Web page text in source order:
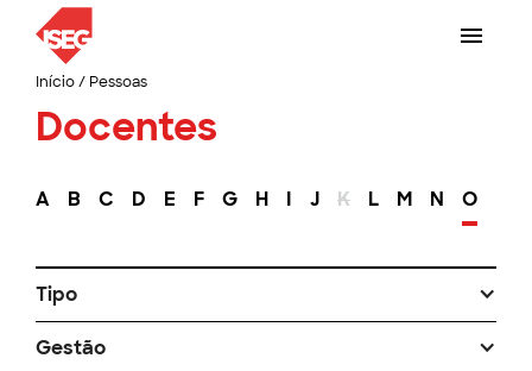
Início/ Pessoas
Docentes
A B C D E F G H I J K L M N O
Tipo
Gestão